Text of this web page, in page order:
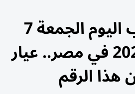
أسعار الذهب اليوم الجمعة 7
أغسطس 2026 في مصر.. عيار